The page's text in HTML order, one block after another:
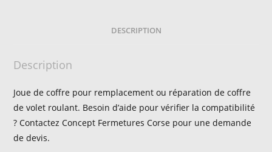
DESCRIPTION
Description
Joue de coffre pour remplacement ou réparation de coffre
de volet roulant. Besoin d’aide pour vérifier la compatibilité
? Contactez Concept Fermetures Corse pour une demande
de devis.